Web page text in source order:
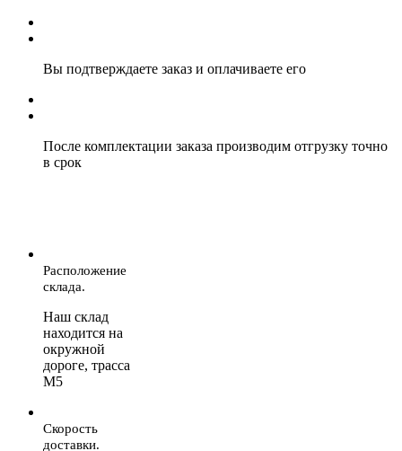
Вы подтверждаете заказ и оплачиваете его
После комплектации заказа производим отгрузку точно
в срок
Расположение
склада.
Наш склад
находится на
окружной
дороге, трасса
М5
Скорость
доставки.